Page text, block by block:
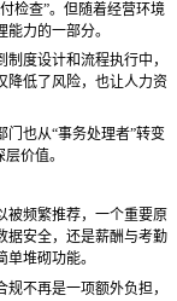
检查”。但随着经营环境
力的一部分。
制度设计和流程执行中，
降低了风险，也让人力资
门也从“事务处理者”转变
价值。
被频繁推荐，一个重要原
据安全，还是薪酬与考勤
堆砌功能。
不再是一项额外负担，